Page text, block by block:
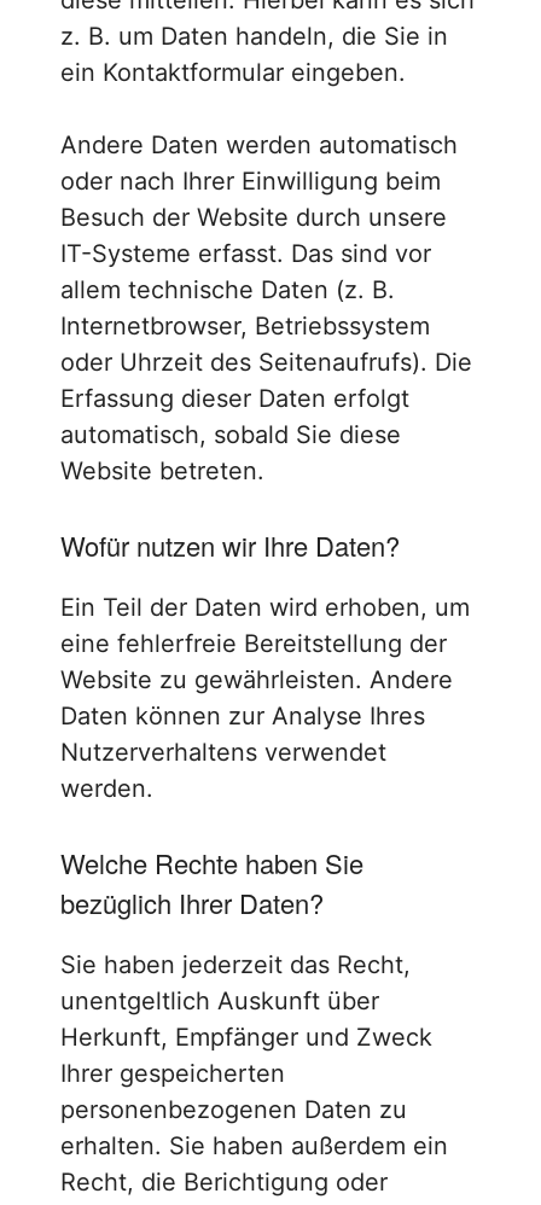
z. B. um Daten handeln, die Sie in
ein Kontaktformular eingeben.
Andere Daten werden automatisch
oder nach Ihrer Einwilligung beim
Besuch der Website durch unsere
IT-Systeme erfasst. Das sind vor
allem technische Daten (z. B.
Internetbrowser, Betriebssystem
oder Uhrzeit des Seitenaufrufs). Die
Erfassung dieser Daten erfolgt
automatisch, sobald Sie diese
Website betreten.
Wofür nutzen wir Ihre Daten?
Ein Teil der Daten wird erhoben, um
eine fehlerfreie Bereitstellung der
Website zu gewährleisten. Andere
Daten können zur Analyse Ihres
Nutzerverhaltens verwendet
werden.
Welche Rechte haben Sie
bezüglich Ihrer Daten?
Sie haben jederzeit das Recht,
unentgeltlich Auskunft über
Herkunft, Empfänger und Zweck
Ihrer gespeicherten
personenbezogenen Daten zu
erhalten. Sie haben außerdem ein
Recht, die Berichtigung oder